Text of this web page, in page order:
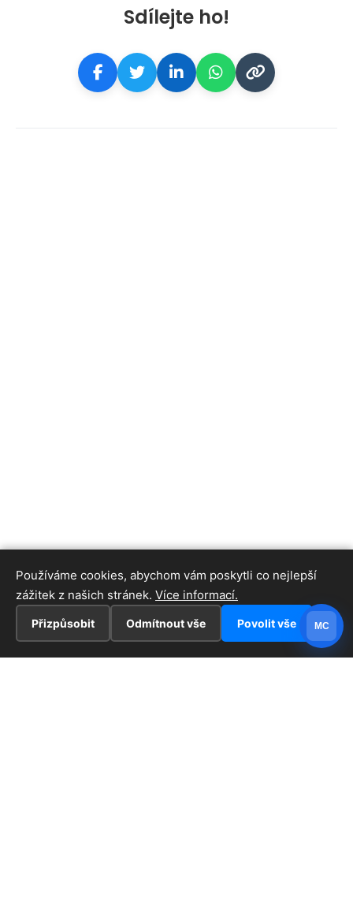
Sdílejte ho!
Používáme cookies, abychom vám poskytli co nejlepší
zážitek z našich stránek. Více informací.
Přizpůsobit Odmítnout vše Povolit vše MC